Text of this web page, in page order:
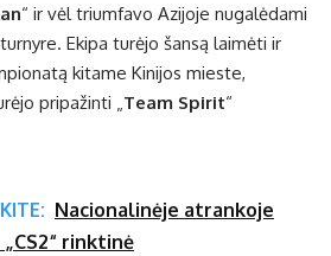
“ ir vėl triumfavo Azijoje nugalėdami
turnyre. Ekipa turėjo šansą laimėti ir
kitame Kinijos mieste,
pripažinti „Team Spirit“
Nacionalinėje atrankoje
rinktinė